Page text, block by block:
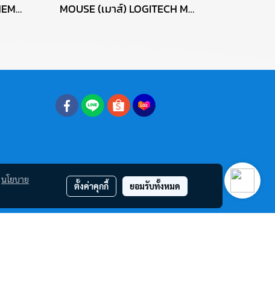
SSD (เอสเอสดี) UNION MEMORY AM610 256GB PCIe NVMe M.2 2242 P17765 MOUSE (เมาส์) LOGITECH M100R (BLACK) P13638
นโยบาย
ตั้งค่าคุกกี้ ยอมรับทั้งหมด